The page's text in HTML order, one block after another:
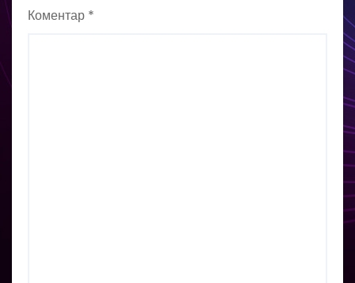
Коментар *